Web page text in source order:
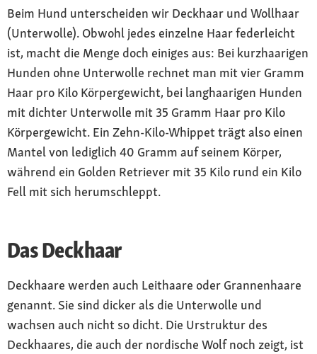
Beim Hund unterscheiden wir Deckhaar und Wollhaar
(Unterwolle). Obwohl jedes einzelne Haar federleicht
ist, macht die Menge doch einiges aus: Bei kurzhaarigen
Hunden ohne Unterwolle rechnet man mit vier Gramm
Haar pro Kilo Körpergewicht, bei langhaarigen Hunden
mit dichter Unterwolle mit 35 Gramm Haar pro Kilo
Körpergewicht. Ein Zehn-Kilo-Whippet trägt also einen
Mantel von lediglich 40 Gramm auf seinem Körper,
während ein Golden Retriever mit 35 Kilo rund ein Kilo
Fell mit sich herumschleppt.
Das Deckhaar
Deckhaare werden auch Leithaare oder Grannenhaare
genannt. Sie sind dicker als die Unterwolle und
wachsen auch nicht so dicht. Die Urstruktur des
Deckhaares, die auch der nordische Wolf noch zeigt, ist